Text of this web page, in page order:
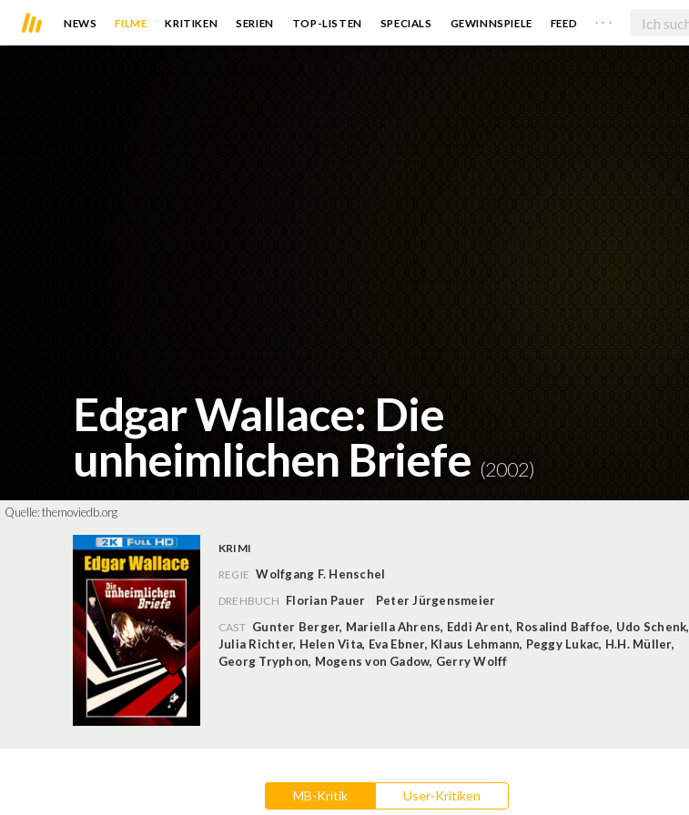
NEWS FILME KRITIKEN SERIEN TOP-LISTEN SPECIALS GEWINNSPIELE FEED . . .
Edgar Wallace: Die
unheimlichen Briefe (2002)
Quelle:themoviedb.org
KRIMI
REGIE Wolfgang F. Henschel
DREHBUCH Florian Pauer Peter Jürgensmeier
CAST Gunter Berger, Mariella Ahrens, Eddi Arent, Rosalind Baffoe, Udo Schenk,
Julia Richter, Helen Vita, Eva Ebner, Klaus Lehmann, Peggy Lukac, H.H. Müller,
Georg Tryphon, Mogens von Gadow, Gerry Wolff
MB-Kritik User-Kritiken